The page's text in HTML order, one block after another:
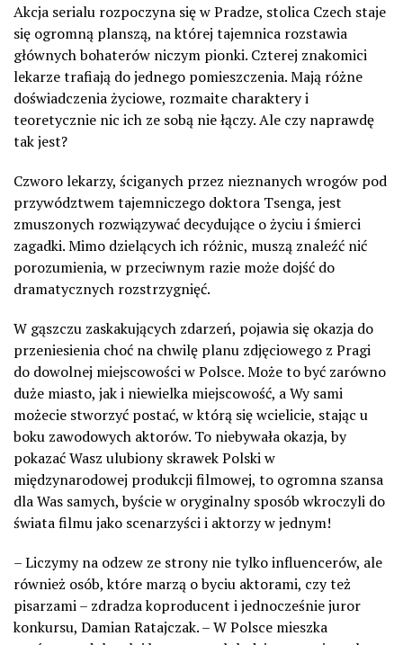
Akcja serialu rozpoczyna się w Pradze, stolica Czech staje
się ogromną planszą, na której tajemnica rozstawia
głównych bohaterów niczym pionki. Czterej znakomici
lekarze trafiają do jednego pomieszczenia. Mają różne
doświadczenia życiowe, rozmaite charaktery i
teoretycznie nic ich ze sobą nie łączy. Ale czy naprawdę
tak jest?
Czworo lekarzy, ściganych przez nieznanych wrogów pod
przywództwem tajemniczego doktora Tsenga, jest
zmuszonych rozwiązywać decydujące o życiu i śmierci
zagadki. Mimo dzielących ich różnic, muszą znaleźć nić
porozumienia, w przeciwnym razie może dojść do
dramatycznych rozstrzygnięć.
W gąszczu zaskakujących zdarzeń, pojawia się okazja do
przeniesienia choć na chwilę planu zdjęciowego z Pragi
do dowolnej miejscowości w Polsce. Może to być zarówno
duże miasto, jak i niewielka miejscowość, a Wy sami
możecie stworzyć postać, w którą się wcielicie, stając u
boku zawodowych aktorów. To niebywała okazja, by
pokazać Wasz ulubiony skrawek Polski w
międzynarodowej produkcji filmowej, to ogromna szansa
dla Was samych, byście w oryginalny sposób wkroczyli do
świata filmu jako scenarzyści i aktorzy w jednym!
– Liczymy na odzew ze strony nie tylko influencerów, ale
również osób, które marzą o byciu aktorami, czy też
pisarzami – zdradza koproducent i jednocześnie juror
konkursu, Damian Ratajczak. – W Polsce mieszka